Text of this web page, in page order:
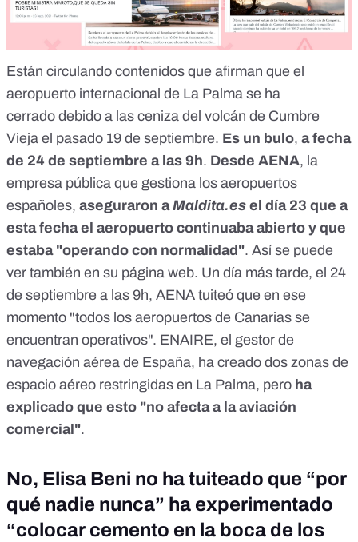
Están circulando contenidos que afirman que el
aeropuerto internacional de La Palma se ha
cerrado debido a las ceniza del volcán de Cumbre
Vieja el pasado 19 de septiembre. Es un bulo, a fecha
de 24 de septiembre a las 9h. Desde AENA, la
empresa pública que gestiona los aeropuertos
españoles, aseguraron aMaldita.es el día 23 que a
esta fecha el aeropuerto continuaba abierto y que
estaba "operando con normalidad". Así se puede
ver también en su página web. Un día más tarde, el 24
de septiembre a las 9h, AENA tuiteó que en ese
momento "todos los aeropuertos de Canarias se
encuentran operativos". ENAIRE, el gestor de
navegación aérea de España, ha creado dos zonas de
espacio aéreo restringidas en La Palma, pero ha
explicado que esto "no afecta a la aviación
comercial".
No, Elisa Beni no ha tuiteado que “por
qué nadie nunca” ha experimentado
“colocar cemento en la boca de los